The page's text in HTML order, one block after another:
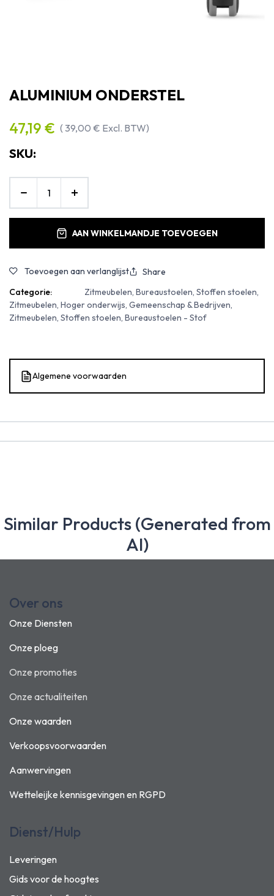
ALUMINIUM ONDERSTEL
47,19 € (39,00 € Excl. BTW)
SKU:
AAN WINKELMANDJE TOEVOEGEN
Toevoegen aan verlanglijst
Share
Categorie:
Zitmeubelen, Bureaustoelen, Stoffen stoelen,
Zitmeubelen, Hoger onderwijs, Gemeenschap & Bedrijven,
Zitmeubelen, Stoffen stoelen, Bureaustoelen - Stof
Algemene voorwaarden
Similar Products (Generated from
AI)
Over ons
Onze Diensten
Onze ploeg
Onze promoties
Onze actualiteiten
Onze waarden
Verkoopsvoorwaarden
Aanwervingen
Wetteleijke kennisgevingen en RGPD
Dienst/Hulp
Leveringen
Gids voor de hoogtes